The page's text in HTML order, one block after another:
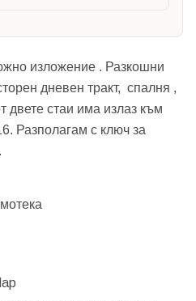
изложение . Разкошни
дневен тракт, спалня ,
двете стаи има излаз към
Разполагам с ключ за